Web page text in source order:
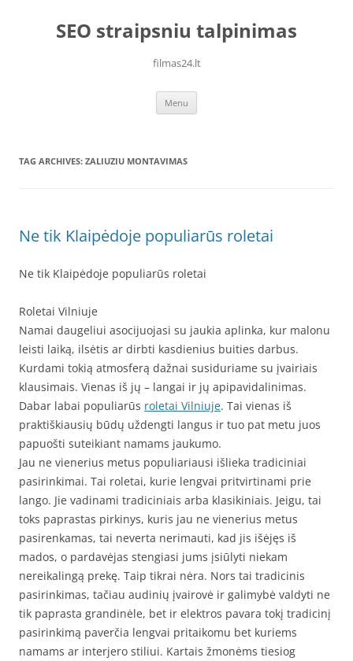
contentSEO straipsniu talpinimas
filmas24.lt
Menu
TAG ARCHIVES: ZALIUZIU MONTAVIMAS
Ne tik Klaipėdoje populiarūs roletai
Ne tik Klaipėdoje populiarūs roletai
Roletai Vilniuje
Namai daugeliui asocijuojasi su jaukia aplinka, kur malonu
leisti laiką, ilsėtis ar dirbti kasdienius buities darbus.
Kurdami tokią atmosferą dažnai susiduriame su įvairiais
klausimais. Vienas iš jų – langai ir jų apipavidalinimas.
Dabar labai populiarūs roletai Vilniuje. Tai vienas iš
praktiškiausių būdų uždengti langus ir tuo pat metu juos
papuošti suteikiant namams jaukumo.
Jau ne vienerius metus populiariausi išlieka tradiciniai
pasirinkimai. Tai roletai, kurie lengvai pritvirtinami prie
lango. Jie vadinami tradiciniais arba klasikiniais. Jeigu, tai
toks paprastas pirkinys, kuris jau ne vienerius metus
pasirenkamas, tai neverta nerimauti, kad jis išėjęs iš
mados, o pardavėjas stengiasi jums įsiūlyti niekam
nereikalingą prekę. Taip tikrai nėra. Nors tai tradicinis
pasirinkimas, tačiau audinių įvairovė ir galimybė valdyti ne
tik paprasta grandinėle, bet ir elektros pavara tokį tradicinį
pasirinkimą paverčia lengvai pritaikomu bet kuriems
namams ar interjero stiliui. Kartais žmonėms tiesiog